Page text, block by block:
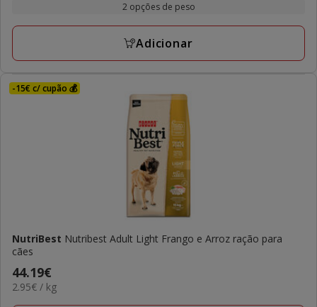
a
2 opções de peso
Adicionar
-15€ c/ cupão 💰
NutriBest Nutribest Adult Light Frango e Arroz ração para
cães
Preço
44.19€
44.19€
2.95€
2.95€ / kg